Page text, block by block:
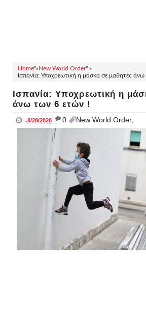
Home"»New World Order" »
Ισπανία: Υποχρεωτική η μάσκα σε μαθητές
Ισπανία: Υποχρεωτική η
άνω των 6 ετών !
..8/28/2020 _ 0 New World Order,